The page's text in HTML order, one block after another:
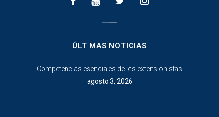
ÚLTIMAS NOTICIAS
Competencias esenciales de los extensionistas
agosto 3, 2026